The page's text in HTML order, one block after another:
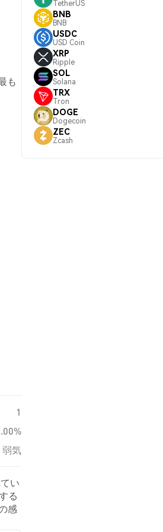
も
1
弱気
い
る
感
TetherUS
BNB
BNB
USDC
USD Coin
XRP
Ripple
SOL
Solana
TRX
Tron
DOGE
Dogecoin
ZEC
Zcash